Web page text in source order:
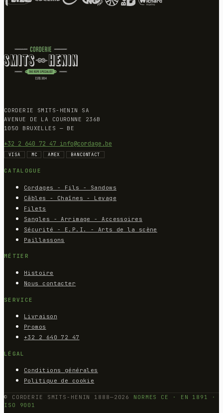
CORDERIE SMITS-HENIN SA
AVENUE DE LA COURONNE 236B
1050 BRUXELLES — BE
+32 2 640 72 47 info@cordage.be
VISA MC AMEX BANCONTACT
CATALOGUE
Cordages - Fils - Sandows
Câbles - Chaînes - Levage
Filets
Sangles - Arrimage - Accessoires
Sécurité - E.P.I. - Arts de la scène
Paillassons
MÉTIER
Histoire
Nous contacter
SERVICE
Livraison
Promos
+32 2 640 72 47
LÉGAL
Conditions générales
Politique de cookie
© CORDERIE SMITS-HENIN 1888—2026
NORMES CE · EN 1891 ·
ISO 9001